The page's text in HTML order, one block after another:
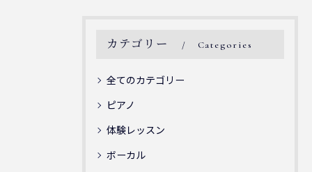
カテゴリー Categories
全てのカテゴリー
ピアノ
体験レッスン
ボーカル